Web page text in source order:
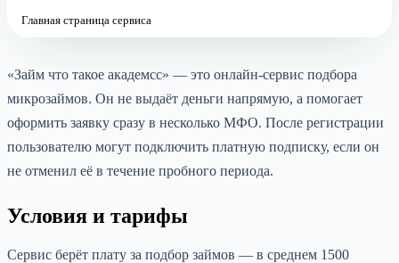
Главная страница сервиса
«Займ что такое академсс» — это онлайн-сервис подбора
микрозаймов. Он не выдаёт деньги напрямую, а помогает
оформить заявку сразу в несколько МФО. После регистрации
пользователю могут подключить платную подписку, если он
не отменил её в течение пробного периода.
Условия и тарифы
Сервис берёт плату за подбор займов — в среднем 1500